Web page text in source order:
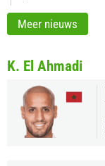
Meer nieuws
K. El Ahmadi